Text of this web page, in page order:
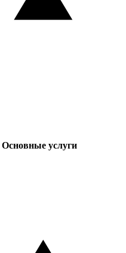
Основные услуги